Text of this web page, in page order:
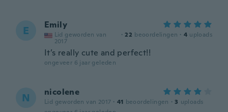
E Emily
Lid geworden van
2017
· 22 beoordelingen · 4 uploads
It’s really cute and perfect!!
ongeveer 6 jaar geleden
N nicolene
Lid geworden van 2017 · 41 beoordelingen · 3 uploads